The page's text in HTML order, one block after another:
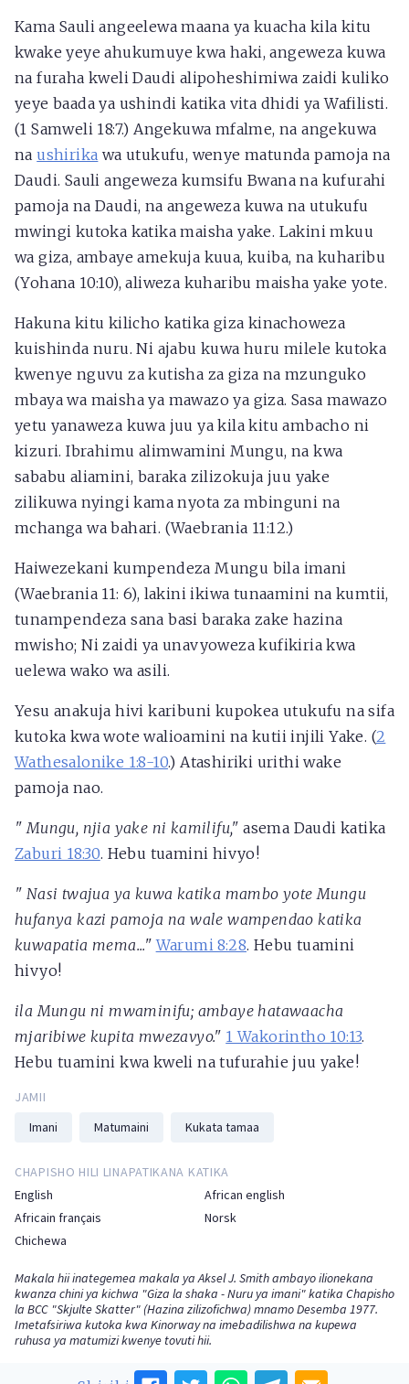
Kama Sauli angeelewa maana ya kuacha kila kitu
kwake yeye ahukumuye kwa haki, angeweza kuwa
na furaha kweli Daudi alipoheshimiwa zaidi kuliko
yeye baada ya ushindi katika vita dhidi ya Wafilisti.
(1 Samweli 18:7.) Angekuwa mfalme, na angekuwa
naushirika wa utukufu, wenye matunda pamoja na
Daudi. Sauli angeweza kumsifu Bwana na kufurahi
pamoja na Daudi, na angeweza kuwa na utukufu
mwingi kutoka katika maisha yake. Lakini mkuu
wa giza, ambaye amekuja kuua, kuiba, na kuharibu
(Yohana 10:10), aliweza kuharibu maisha yake yote.
Hakuna kitu kilicho katika giza kinachoweza
kuishinda nuru. Ni ajabu kuwa huru milele kutoka
kwenye nguvu za kutisha za giza na mzunguko
mbaya wa maisha ya mawazo ya giza. Sasa mawazo
yetu yanaweza kuwa juu ya kila kitu ambacho ni
kizuri. Ibrahimu alimwamini Mungu, na kwa
sababu aliamini, baraka zilizokuja juu yake
zilikuwa nyingi kama nyota za mbinguni na
mchanga wa bahari. (Waebrania 11:12.)
Haiwezekani kumpendeza Mungu bila imani
(Waebrania 11: 6), lakini ikiwa tunaamini na kumtii,
tunampendeza sana basi baraka zake hazina
mwisho; Ni zaidi ya unavyoweza kufikiria kwa
uelewa wako wa asili.
Yesu anakuja hivi karibuni kupokea utukufu na sifa
kutoka kwa wote walioamini na kutii injili Yake. (2
Wathesalonike 1:8-10.) Atashiriki urithi wake
pamoja nao.
" Mungu, njia yake ni kamilifu," asema Daudi katika
Zaburi 18:30. Hebu tuamini hivyo!
" Nasi twajua ya kuwa katika mambo yote Mungu
hufanya kazi pamoja na wale wampendao katika
kuwapatia mema..."Warumi 8:28. Hebu tuamini
hivyo!
ila Mungu ni mwaminifu; ambaye hatawaacha
mjaribiwe kupita mwezavyo." 1 Wakorintho 10:13.
Hebu tuamini kwa kweli na tufurahie juu yake!
JAMII
Imani
Matumaini Kukata tamaa
CHAPISHO HILI LINAPATIKANA KATIKA
English
African english
Africain français
Norsk
Chichewa
Makala hii inategemea makala ya Aksel J. Smith ambayo ilionekana
kwanza chini ya kichwa "Giza la shaka - Nuru ya imani" katika Chapisho
la BCC "Skjulte Skatter" (Hazina zilizofichwa) mnamo Desemba 1977.
Imetafsiriwa kutoka kwa Kinorway na imebadilishwa na kupewa
ruhusa ya matumizi kwenye tovuti hii.